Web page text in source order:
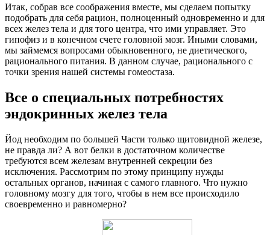
Итак, собрав все соображения вместе, мы сделаем попытку
подобрать для себя рацион, полноценный одновременно и для
всех желез тела и для того центра, что ими управляет. Это
гипофиз и в конечном счете головной мозг. Иными словами,
мы займемся вопросами обыкновенного, не диетического,
рационального питания. В данном случае, рационального с
точки зрения нашей системы гомеостаза.
Все о специальных потребностях
эндокринных желез тела
Йод необходим по большей Части только щитовидной железе,
не правда ли? А вот белки в достаточном количестве
требуются всем железам внутренней секреции без
исключения. Рассмотрим по этому принципу нужды
остальных органов, начиная с самого главного. Что нужно
головному мозгу для того, чтобы в нем все происходило
своевременно и равномерно?